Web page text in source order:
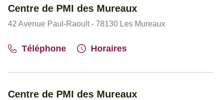
Centre de PMI des Mureaux
42 Avenue Paul-Raoult - 78130 Les Mureaux
Téléphone Horaires
Centre de PMI des Mureaux